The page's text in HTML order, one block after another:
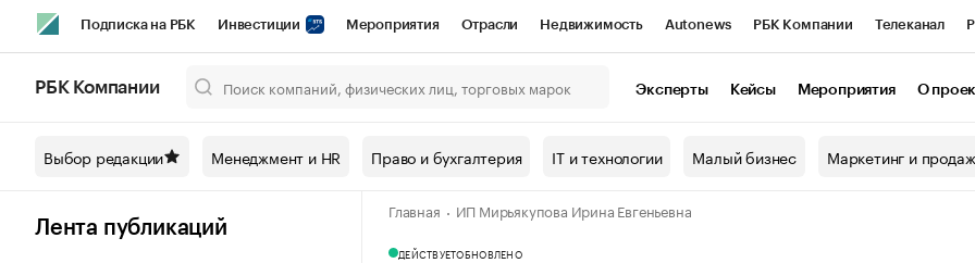
Подписка на РБК Инвестиции Мероприятия Отрасли Недвижимость Autonews РБК Компании Телеканал
Спецпроекты СПб Конференции СПб Спецпроекты Проверка контрагентов
Технологии и медиа Рынок наличной валюты
РБК Компании Эксперты Кейсы Мероприятия О
Выбор редакции Менеджмент и HR Право и бухгалтерия IT и технологии Малый бизнес Маркетинг и
Лента публикаций
Главная ИП Мирьякупова Ирина Евгеньевна
ДЕЙСТВУЕТОБНОВЛЕНО